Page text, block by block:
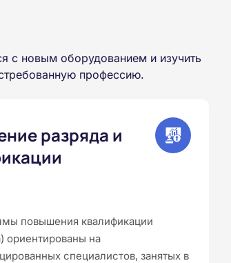
с новым оборудованием и изучить
профессию.
разряда и
повышения квалификации
ориентированы на
специалистов, занятых в